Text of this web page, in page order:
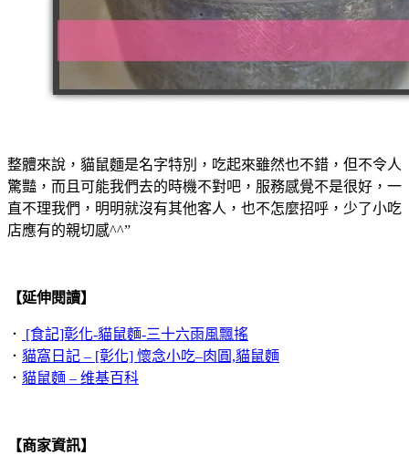
整體來說，貓鼠麵是名字特別，吃起來雖然也不錯，但不令人
驚豔，而且可能我們去的時機不對吧，服務感覺不是很好，一
直不理我們，明明就沒有其他客人，也不怎麼招呼，少了小吃
店應有的親切感^^”
【延伸閱讀】
．
[食記]彰化-貓鼠麵-三十六雨風飄搖
． 貓窩日記 – [彰化] 懷念小吃–肉圓,貓鼠麵
． 貓鼠麵 – 维基百科
【商家資訊】